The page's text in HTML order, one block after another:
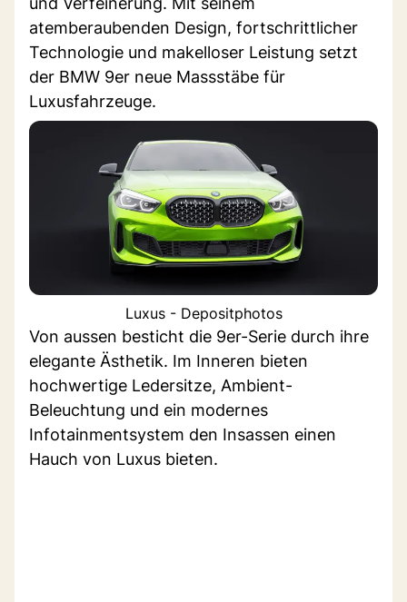
atemberaubenden Design, fortschrittlicher
Technologie und makelloser Leistung setzt
der BMW 9er neue Massstäbe für
Luxusfahrzeuge.
Luxus - Depositphotos
Von aussen besticht die 9er-Serie durch ihre
elegante Ästhetik. Im Inneren bieten
hochwertige Ledersitze, Ambient-
Beleuchtung und ein modernes
Infotainmentsystem den Insassen einen
Hauch von Luxus bieten.